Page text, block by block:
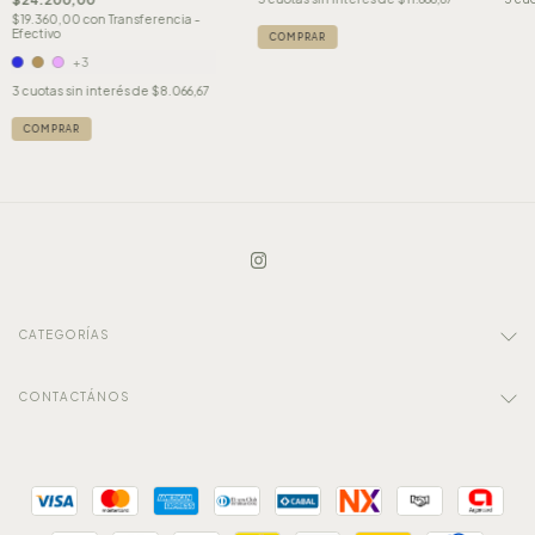
$19.360,00con Transferencia -
Efectivo
+3
3 cuotas sin interés de $8.066,67
COMPRAR
CATEGORÍAS
CONTACTÁNOS